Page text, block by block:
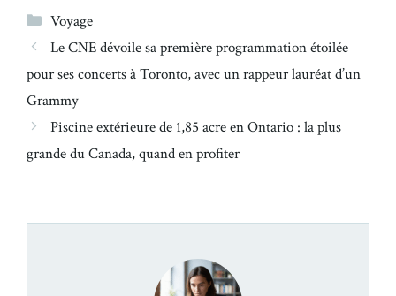
Catégories
Voyage
Le CNE dévoile sa première programmation étoilée
pour ses concerts à Toronto, avec un rappeur lauréat d’un
Grammy
Piscine extérieure de 1,85 acre en Ontario : la plus
grande du Canada, quand en profiter